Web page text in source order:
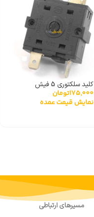
کلید سلکتوری 5 فیش
175,000تومان
نمایش قیمت عمده
مسیرهای ارتباطی